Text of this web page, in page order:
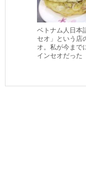
ベトナム人日本
セオ」という店
オ。私が今まで
インセオだった